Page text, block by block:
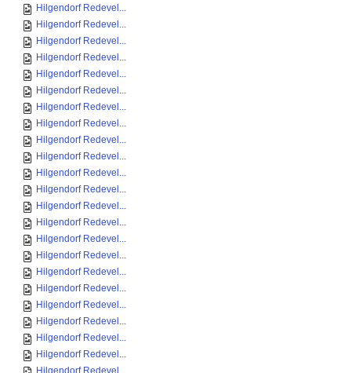
Hilgendorf Redevel...
Hilgendorf Redevel...
Hilgendorf Redevel...
Hilgendorf Redevel...
Hilgendorf Redevel...
Hilgendorf Redevel...
Hilgendorf Redevel...
Hilgendorf Redevel...
Hilgendorf Redevel...
Hilgendorf Redevel...
Hilgendorf Redevel...
Hilgendorf Redevel...
Hilgendorf Redevel...
Hilgendorf Redevel...
Hilgendorf Redevel...
Hilgendorf Redevel...
Hilgendorf Redevel...
Hilgendorf Redevel...
Hilgendorf Redevel...
Hilgendorf Redevel...
Hilgendorf Redevel...
Hilgendorf Redevel...
Hilgendorf Redevel...